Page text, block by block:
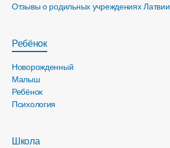
Отзывы о родильных учреждениях Латвии
Ребёнок
Новорожденный
Малыш
Ребёнок
Психология
Школа